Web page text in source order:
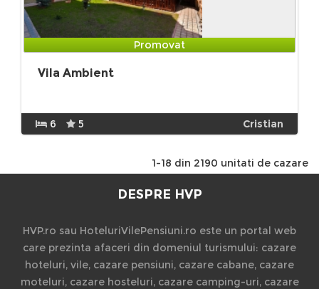
Promovat
Vila Ambient
6 5 Cristian
1-18 din 2190 unitati de cazare
DESPRE HVP
HVP.ro sau HoteluriVilePensiuni.ro este un portal web
care prezinta afaceri din domeniul turismului: cazare
hoteluri, vile, cazare pensiuni, cazare cabane, cazare
moteluri, cazare hosteluri, cazare camping-uri, cazare